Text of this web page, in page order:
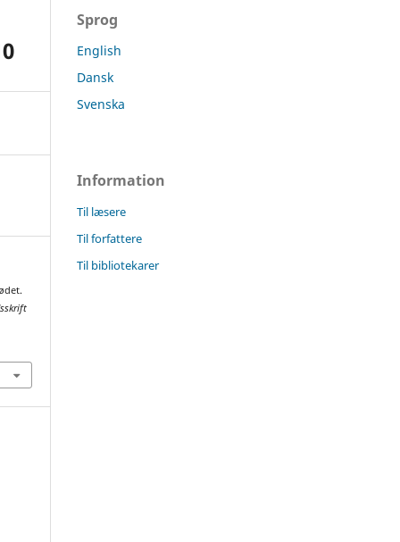
Sprog
English
Dansk
Svenska
Information
Til læsere
Til forfattere
Til bibliotekarer